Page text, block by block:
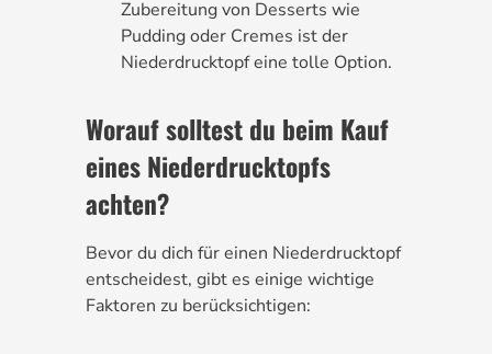
Zubereitung von Desserts wie
Pudding oder Cremes ist der
Niederdrucktopf eine tolle Option.
Worauf solltest du beim Kauf
eines Niederdrucktopfs
achten?
Bevor du dich für einen Niederdrucktopf
entscheidest, gibt es einige wichtige
Faktoren zu berücksichtigen: